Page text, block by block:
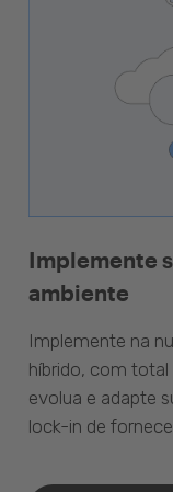
Implemente
ambiente
Implemente na
híbrido, com total
evolua e adapte
lock-in de